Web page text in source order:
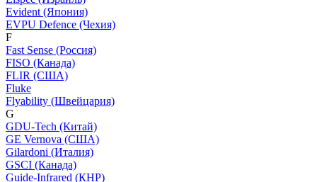
Evident (Япония)
EVPU Defence (Чехия)
F
Fast Sense (Россия)
FISO (Канада)
FLIR (США)
Fluke
Flyability (Швейцария)
G
GDU-Tech (Китай)
GE Vernova (США)
Gilardoni (Италия)
GSCI (Канада)
Guide-Infrared (КНР)